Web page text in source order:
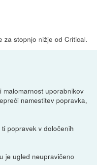
za stopnjo nižje od Critical.
malomarnost uporabnikov
namestitev popravka,
popravek v določenih
je ugled neupravičeno